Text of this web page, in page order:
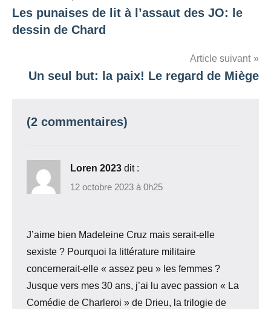
de
Les punaises de lit à l’assaut des JO: le
dessin de Chard
Article suivant
Un seul but: la paix! Le regard de Miège
(2 commentaires)
Loren 2023 dit :
12 octobre 2023 à 0h25
J’aime bien Madeleine Cruz mais serait-elle
sexiste ? Pourquoi la littérature militaire
concernerait-elle « assez peu » les femmes ?
Jusque vers mes 30 ans, j’ai lu avec passion « La
Comédie de Charleroi » de Drieu, la trilogie de